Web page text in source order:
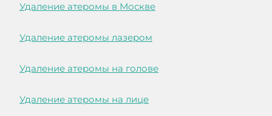
Удаление атеромы в Москве
Удаление атеромы лазером
Удаление атеромы на голове
Удаление атеромы на лице